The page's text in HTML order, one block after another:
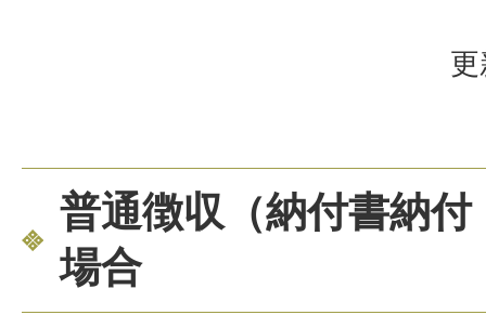
普通徴収（納付書納
場合